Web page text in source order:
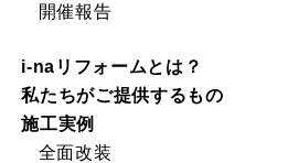
開催報告
i-naリフォームとは？
私たちがご提供するもの
施工実例
全面改装